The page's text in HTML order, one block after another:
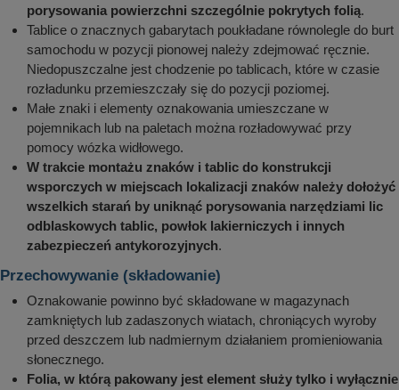
porysowania powierzchni szczególnie pokrytych folią.
Tablice o znacznych gabarytach poukładane równolegle do burt
samochodu w pozycji pionowej należy zdejmować ręcznie.
Niedopuszczalne jest chodzenie po tablicach, które w czasie
rozładunku przemieszczały się do pozycji poziomej.
Małe znaki i elementy oznakowania umieszczane w
pojemnikach lub na paletach można rozładowywać przy
pomocy wózka widłowego.
W trakcie montażu znaków i tablic do konstrukcji
wsporczych w miejscach lokalizacji znaków należy dołożyć
wszelkich starań by uniknąć porysowania narzędziami lic
odblaskowych tablic, powłok lakierniczych i innych
zabezpieczeń antykorozyjnych.
Przechowywanie (składowanie)
Oznakowanie powinno być składowane w magazynach
zamkniętych lub zadaszonych wiatach, chroniących wyroby
przed deszczem lub nadmiernym działaniem promieniowania
słonecznego.
Folia, w którą pakowany jest element służy tylko i wyłącznie